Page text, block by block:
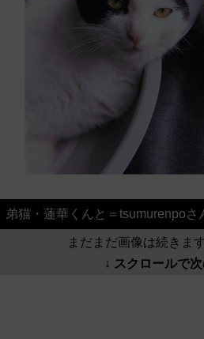
弟猫・蓮華くんと＝tsumurenpoさ
まだまだ画像は続きま
↓ スクロールで